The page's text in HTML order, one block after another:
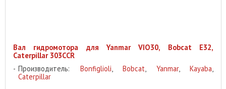
Вал гидромотора для Yanmar VIO30, Bobcat E32,
Caterpillar 303CCR
Производитель: Bonfiglioli, Bobcat, Yanmar, Kayaba,
Caterpillar